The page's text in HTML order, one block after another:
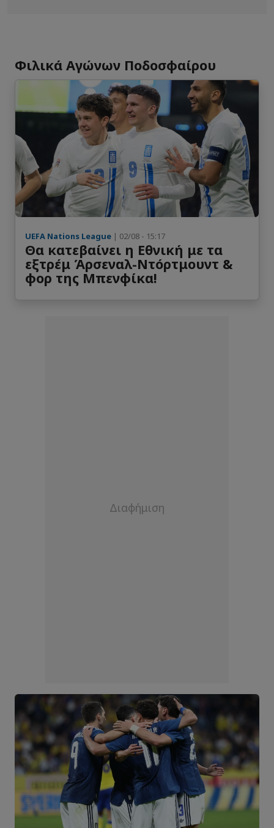
45'
Αλλαγή εκτός
Johny Placide
45'
Αλλαγή εντός
Alexandre Pierre
42'
Κίτρινη κάρτα
Alex Rufer
Γκολ ( 1 : 0 )
Ruben Providence
Φιλικά Αγώνων Ποδοσφαίρου
UEFA Nations League | 02/08 - 15:17
Θα κατεβαίνει η Εθνική με τα
εξτρέμ Άρσεναλ-Ντόρτμουντ &
φορ της Μπενφίκα!